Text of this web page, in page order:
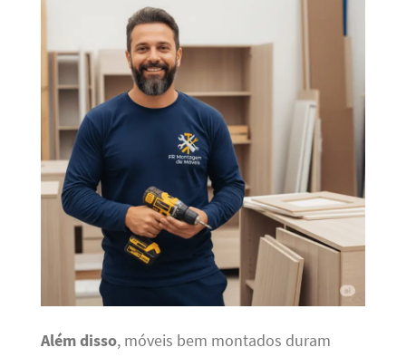
Além disso, móveis bem montados duram